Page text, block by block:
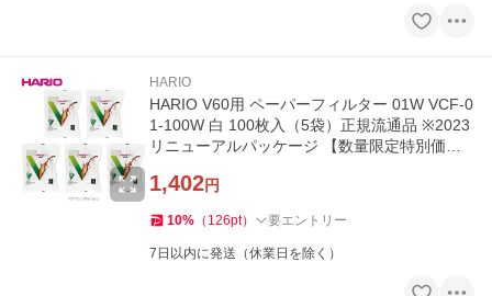
HARIO
HARIO V60用 ペーパーフィルター 01W VCF-0
1-100W 白 100枚入（5袋）正規流通品 ※2023
リニューアルパッケージ 【数量限定特別価
1,402円
10% （ 126pt） 要エントリー
7日以内に発送（休業日を除く）